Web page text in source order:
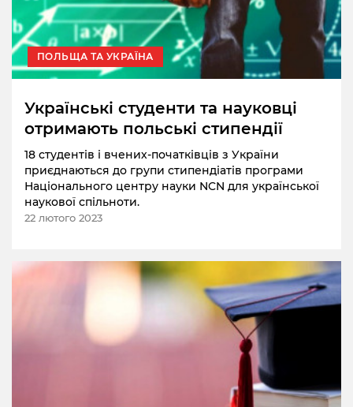
ПОЛЬЩА ТА УКРАЇНА
Українські студенти та науковці
отримають польські стипендії
18 студентів і вчених-початківців з України
приєднаються до групи стипендіатів програми
Національного центру науки NCN для української
наукової спільноти.
22 лютого 2023